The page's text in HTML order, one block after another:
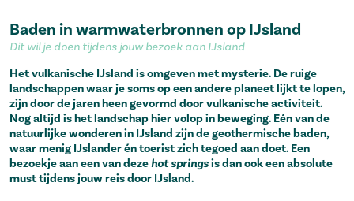
Baden in warmwaterbronnen op IJsland
Dit wil je doen tijdens jouw bezoek aan IJsland
Het vulkanische IJsland is omgeven met mysterie. De ruige
landschappen waar je soms op een andere planeet lijkt te lopen,
zijn door de jaren heen gevormd door vulkanische activiteit.
Nog altijd is het landschap hier volop in beweging. Eén van de
natuurlijke wonderen in IJsland zijn de geothermische baden,
waar menig IJslander én toerist zich tegoed aan doet. Een
bezoekje aan een van dezehot springsis dan ook een absolute
must tijdens jouw reis door IJsland.